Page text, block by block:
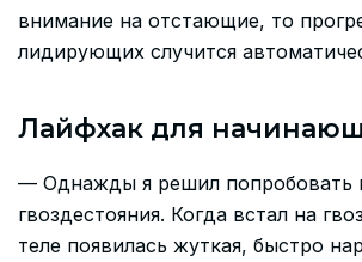
внимание на отстающие, то
лидирующих случится
Лайфхак для
— Однажды я решил попробовать
гвоздестояния. Когда встал на
теле появилась жуткая, быстро